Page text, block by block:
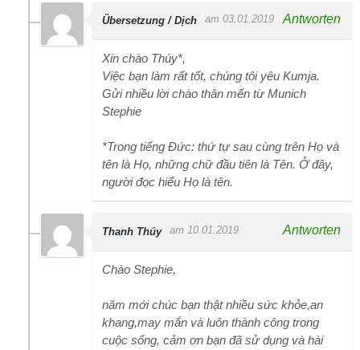
Übersetzung / Dịch am 03.01.2019 Antworten
Xin chào Thúy*,
Việc bạn làm rất tốt, chúng tôi yêu Kumja.
Gửi nhiều lời chào thân mến từ Munich
Stephie
*Trong tiếng Đức: thứ tự sau cùng trên Họ và
tên là Họ, những chữ đầu tiên là Tên. Ở đây,
người đọc hiểu Họ là tên.
Thanh Thúy am 10.01.2019 Antworten
Chào Stephie,
năm mới chúc bạn thật nhiều sức khỏe,an
khang,may mắn và luôn thành công trong
cuộc sống, cảm ơn bạn đã sử dụng và hài